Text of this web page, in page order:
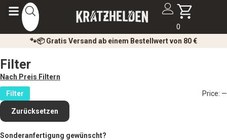
0
🐾📦 Gratis Versand ab einem Bestellwert von 80 €
Filter
Nach Preis Filtern
Filter Price: —
Zurücksetzen
Sonderanfertigung gewünscht?